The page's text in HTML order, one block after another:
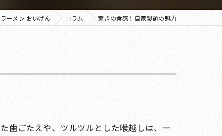
ーメン おいげん コラム 驚きの食感！自家製麺の魅力
歯ごたえや、ツルツルとした喉越しは、一